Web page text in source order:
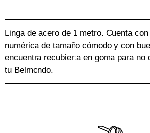
Linga de acero de 1 metro. Cuenta
numérica de tamaño cómodo y con
encuentra recubierta en goma para no
tu Belmondo.